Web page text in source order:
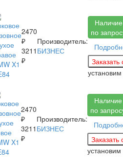
2470
₽
3211
₽
Производитель:
БИЗНЕС
Наличие
по
установим
2470
₽
3211
₽
Производитель:
БИЗНЕС
Наличие
по
установим